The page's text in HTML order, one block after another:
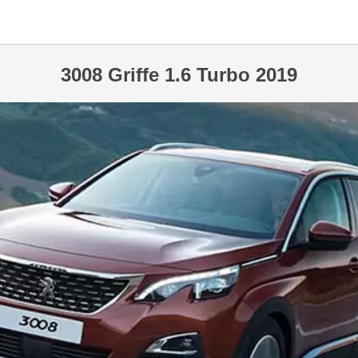
3008 Griffe 1.6 Turbo 2019